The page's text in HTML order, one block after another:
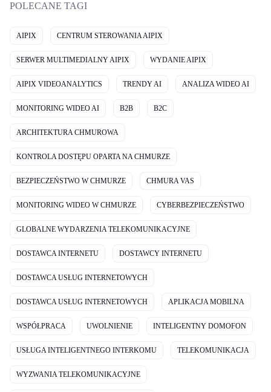
POLECANE TAGI
AIPIX CENTRUM STEROWANIA AIPIX
SERWER MULTIMEDIALNY AIPIX WYDANIE AIPIX
AIPIX VIDEOANALYTICS TRENDY AI ANALIZA WIDEO AI
MONITORING WIDEO AI B2B B2C
ARCHITEKTURA CHMUROWA
KONTROLA DOSTĘPU OPARTA NA CHMURZE
BEZPIECZEŃSTWO W CHMURZE CHMURA VAS
MONITORING WIDEO W CHMURZE CYBERBEZPIECZEŃSTWO
GLOBALNE WYDARZENIA TELEKOMUNIKACYJNE
DOSTAWCA INTERNETU DOSTAWCY INTERNETU
DOSTAWCA USŁUG INTERNETOWYCH
DOSTAWCA USŁUG INTERNETOWYCH APLIKACJA MOBILNA
WSPÓŁPRACA UWOLNIENIE INTELIGENTNY DOMOFON
USŁUGA INTELIGENTNEGO INTERKOMU TELEKOMUNIKACJA
WYZWANIA TELEKOMUNIKACYJNE